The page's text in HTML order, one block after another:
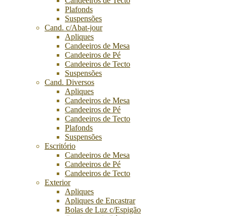
Plafonds
Suspensões
Cand. c/Abat-jour
Apliques
Candeeiros de Mesa
Candeeiros de Pé
Candeeiros de Tecto
Suspensões
Cand. Diversos
Apliques
Candeeiros de Mesa
Candeeiros de Pé
Candeeiros de Tecto
Plafonds
Suspensões
Escritório
Candeeiros de Mesa
Candeeiros de Pé
Candeeiros de Tecto
Exterior
Apliques
Apliques de Encastrar
Bolas de Luz c/Espigão